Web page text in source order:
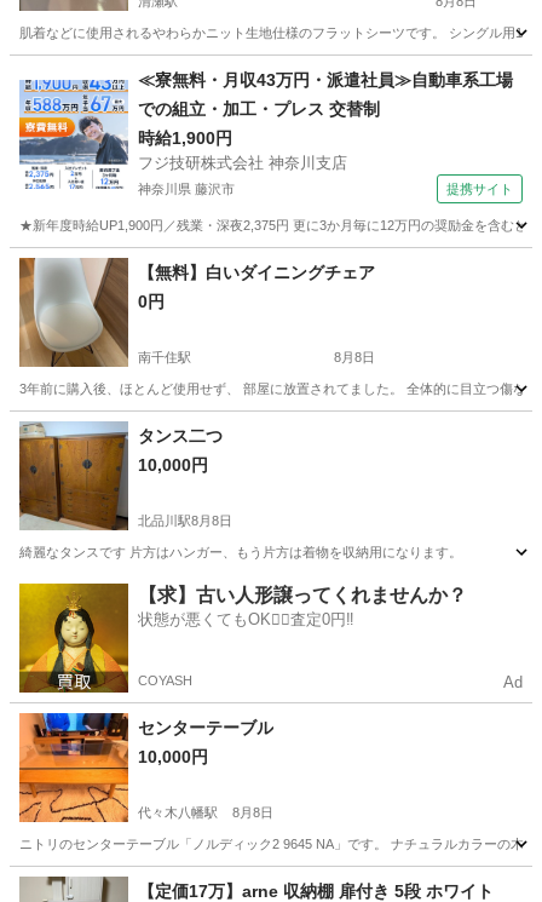
肌着などに使用されるやわらかニット生地仕様のフラットシーツです。 シングル用
清瀬駅 寝具 シングル
≪寮無料・月収43万円・派遣社員≫自動車系工場
での組立・加工・プレス 交替制
時給1,900円
フジ技研株式会社 神奈川支店
神奈川県 藤沢市 提携サイト
★新年度時給UP1,900円／残業・深夜2,375円 更に3か月毎に12万円の奨励金を含む
神奈川 藤沢市 その他
【無料】白いダイニングチェア
0円
南千住駅 8月8日
3年前に購入後、ほとんど使用せず、 部屋に放置されてました。 全体的に目立つ傷な
東京 台東区 南千住駅
タンス二つ
10,000円
北品川駅8月8日
綺麗なタンスです 片方はハンガー、もう片方は着物を収納用になります。
北品川駅 収納家具
【求】古い人形譲ってくれませんか？
状態が悪くてもOK🙆‍♀️査定0円‼️
COYASH Ad
センターテーブル
10,000円
代々木八幡駅 8月8日
ニトリのセンターテーブル「ノルディック2 9645 NA」です。 ナチュラルカラーの木
東京 渋谷区 代々木八幡駅 テーブル
【定価17万】arne 収納棚 扉付き 5段 ホワイト